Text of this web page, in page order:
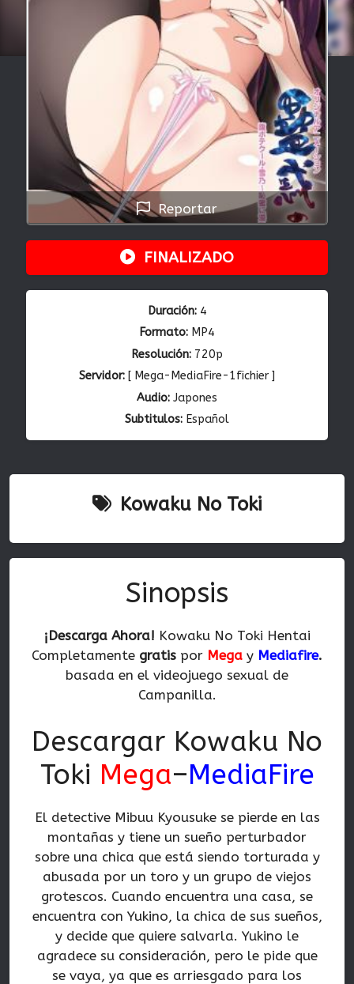
Reportar
FINALIZADO
Duración:4
Formato: MP4
Resolución: 720p
Servidor: [ Mega-MediaFire-1fichier ]
Audio: Japones
Subtitulos: Español
Kowaku No Toki
Sinopsis
¡Descarga Ahora! Kowaku No Toki Hentai
Completamente gratis por Mega y Mediafire.
basada en el videojuego sexual de
Campanilla.
Descargar Kowaku No
Toki Mega–MediaFire
El detective Mibuu Kyousuke se pierde en las
montañas y tiene un sueño perturbador
sobre una chica que está siendo torturada y
abusada por un toro y un grupo de viejos
grotescos. Cuando encuentra una casa, se
encuentra con Yukino, la chica de sus sueños,
y decide que quiere salvarla. Yukino le
agradece su consideración, pero le pide que
se vaya, ya que es arriesgado para los